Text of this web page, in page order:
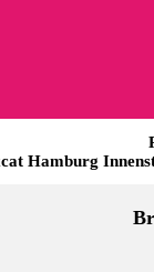
Hamburg